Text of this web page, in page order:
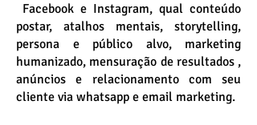
Facebook e Instagram, qual conteúdo
postar, atalhos mentais, storytelling,
persona e público alvo, marketing
humanizado, mensuração de resultados ,
anúncios e relacionamento com seu
cliente via whatsapp e email marketing.